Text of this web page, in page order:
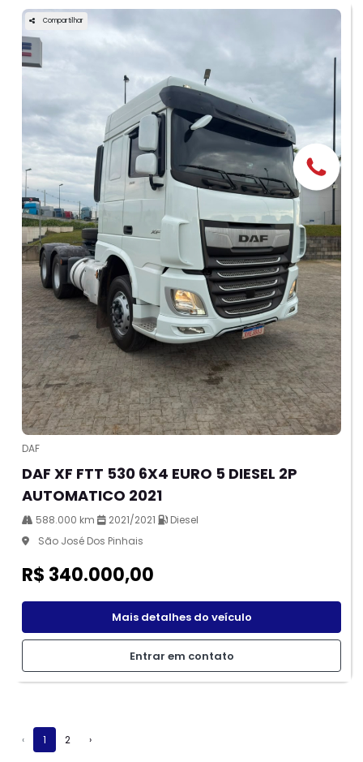
Compartilhar
DAF
DAF XF FTT 530 6X4 EURO 5 DIESEL 2P
AUTOMATICO 2021
588.000 km 2021/2021
Diesel
São José Dos Pinhais
R$ 340.000,00
Mais detalhes do veículo
Entrar em contato
‹ 1 2 ›